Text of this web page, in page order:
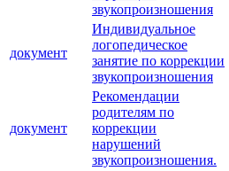
звукопроизношения
документ
Индивидуальное
логопедическое
занятие по коррекции
звукопроизношения
документ
Рекомендации
родителям по
коррекции
нарушений
звукопроизношения.